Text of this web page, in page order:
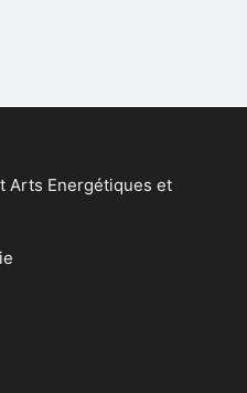
Arts Energétiques et